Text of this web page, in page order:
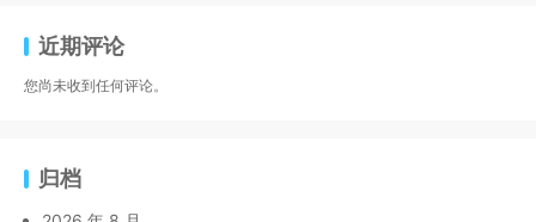
近期评论
您尚未收到任何评论。
归档